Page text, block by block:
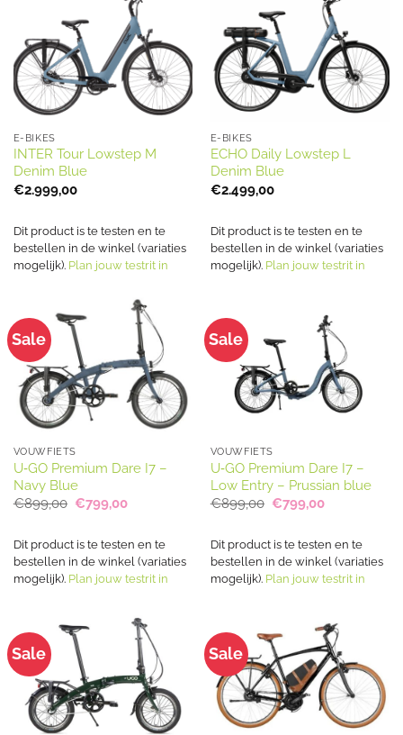
E-BIKES
INTER Tour Lowstep M
Denim Blue
€2.999,00
Dit product is te testen en te
bestellen in de winkel (variaties
mogelijk). Plan jouw testrit in
E-BIKES
ECHO Daily Lowstep L
Denim Blue
€2.499,00
Dit product is te testen en te
bestellen in de winkel (variaties
mogelijk). Plan jouw testrit in
Sale
VOUWFIETS
U‑GO Premium Dare I7 –
Navy Blue
€899,00 Oorspronkelijke
prijs
€899,00.
€799,00Huidige
€799,00.
Dit product is te testen en te
bestellen in de winkel (variaties
mogelijk). Plan jouw testrit in
Sale
VOUWFIETS
U‑GO Premium Dare I7 –
Low Entry – Prussian blue
€899,00 Oorspronkelijke
prijs
€899,00.
€799,00Huidige
€799,00.
Dit product is te testen en te
bestellen in de winkel (variaties
mogelijk). Plan jouw testrit in
Sale Sale